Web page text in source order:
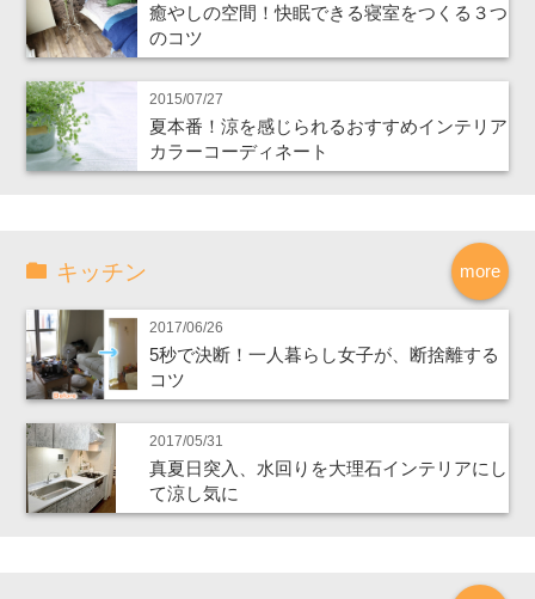
癒やしの空間！快眠できる寝室をつくる３つ
のコツ
2015/07/27
夏本番！涼を感じられるおすすめインテリア
カラーコーディネート
more
キッチン
2017/06/26
5秒で決断！一人暮らし女子が、断捨離する
コツ
2017/05/31
真夏日突入、水回りを大理石インテリアにし
て涼し気に